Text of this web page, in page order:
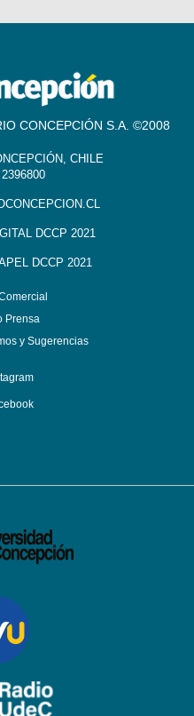
CONCEPCIÓN S.A. ©2008
CHILE
DCCP 2021
DCCP 2021
Prensa
y Sugerencias